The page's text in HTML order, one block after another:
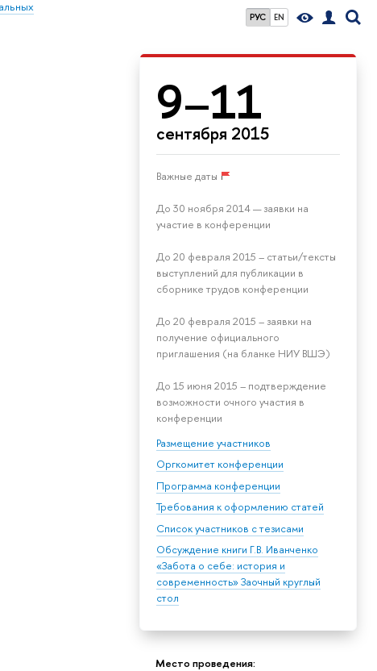
РУС EN
9–11
сентября 2015
Важные даты
До 30 ноября 2014 — заявки на
участие в конференции
До 20 февраля 2015 – статьи/тексты
выступлений для публикации в
сборнике трудов конференции
До 20 февраля 2015 – заявки на
получение официального
приглашения (на бланке НИУ ВШЭ)
До 15 июня 2015 – подтверждение
возможности очного участия в
конференции
Размещение участников
Оргкомитет конференции
Программа конференции
Требования к оформлению статей
Список участников с тезисами
Обсуждение книги Г.В. Иванченко
«Забота о себе: история и
современность» Заочный круглый
стол
Место проведения: